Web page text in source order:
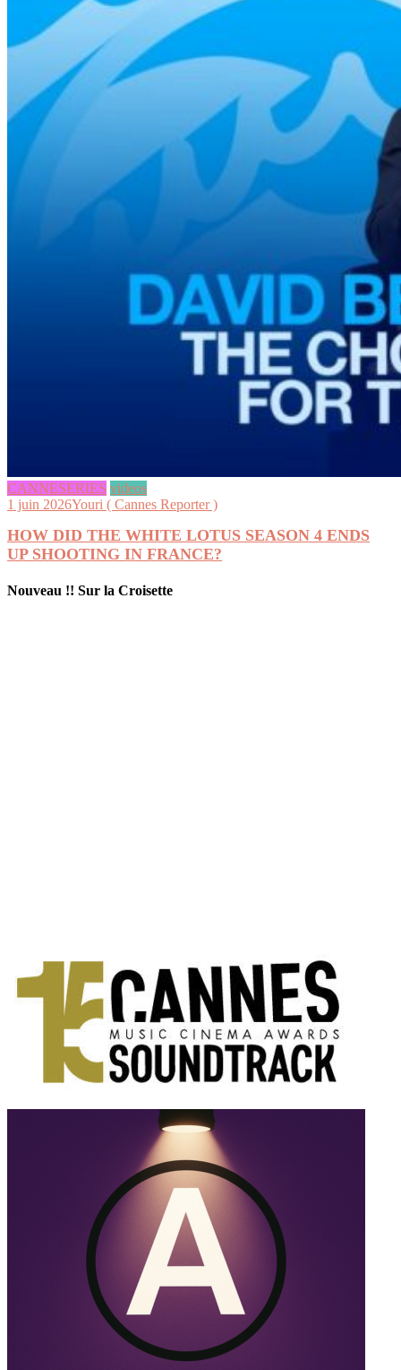
CANNESERIES videos
1 juin 2026Youri ( Cannes Reporter )
HOW DID THE WHITE LOTUS SEASON 4 ENDS
UP SHOOTING IN FRANCE?
Nouveau !! Sur la Croisette